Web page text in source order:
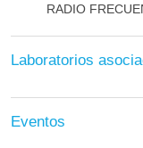
RADIO
Laboratorios
Eventos